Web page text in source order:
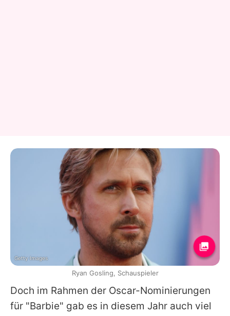
Doch im Rahmen der Oscar-Nominierungen
für "Barbie" gab es in diesem Jahr auch viel
Getty Images
Ryan Gosling, Schauspieler